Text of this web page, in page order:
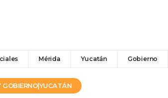
Mérida Yucatán Gobierno
GOBIERNO|YUCATÁN